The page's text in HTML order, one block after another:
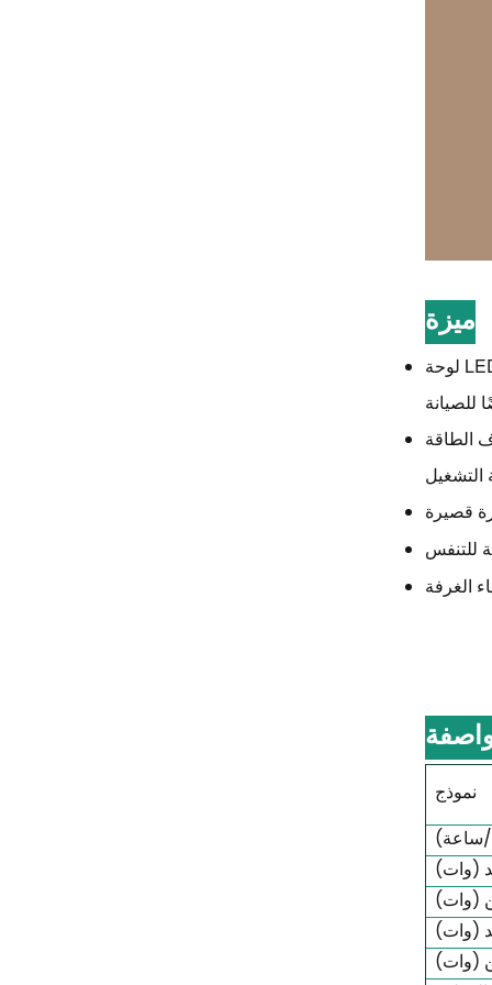
ميزة
لوحة LED عصرية: يمكن عرض تفاصيل التشغيل (درجة الحرارة والرطوبة ووضع التشغيل وسرعة المروحة) على اللوحة. في حالة فشل
الطاقة
نموذج
ساعة)
(وات)
(وات)
(وات)
(وات)